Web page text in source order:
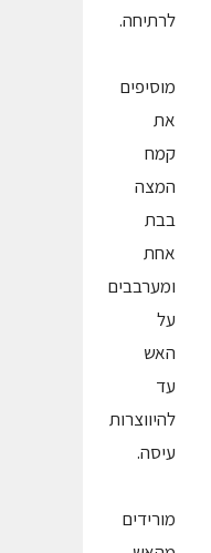
לרתיחה.
מוסיפים
את
קמח
המצה
בבת
אחת
ומערבבים
על
האש
עד
להיווצרות
עיסה.
מורידים